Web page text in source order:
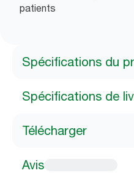
patients
Spécifications du
Spécifications de
Télécharger
Avis